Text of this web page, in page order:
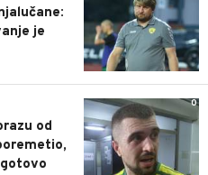
je
0
od